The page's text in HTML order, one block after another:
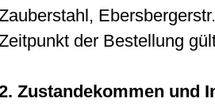
der Bestellung
Zustandekommen und